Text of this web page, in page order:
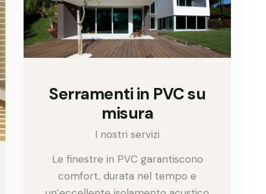
Serramenti in PVC su
misura
I nostri servizi
Le finestre in PVC garantiscono
comfort, durata nel tempo e